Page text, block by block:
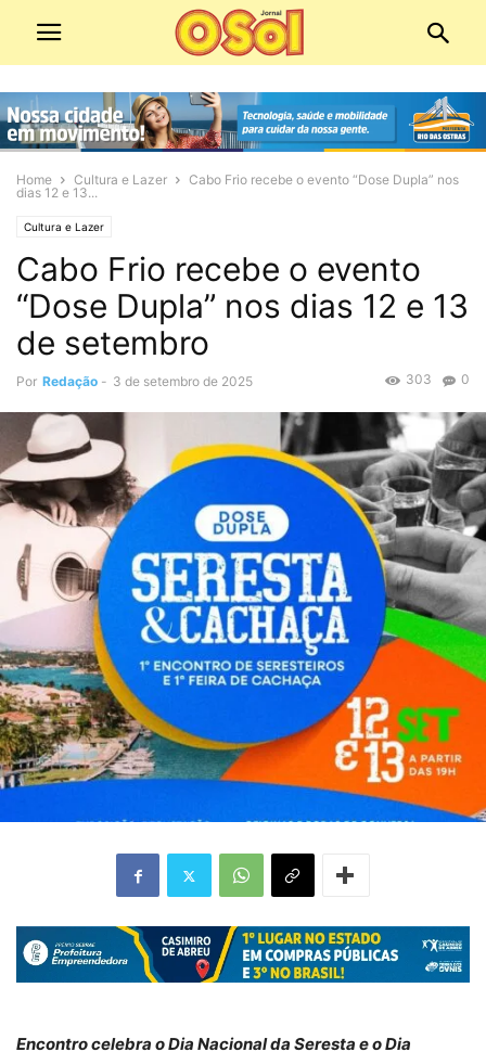
Home Cultura e Lazer
Cabo Frio recebe o evento “Dose Dupla” nos
dias 12 e 13...
Cultura e Lazer
Cabo Frio recebe o evento
“Dose Dupla” nos dias 12 e 13
de setembro
Por Redação - 3 de setembro de 2025 0
303
Encontro celebra o Dia Nacional da Seresta e o Dia